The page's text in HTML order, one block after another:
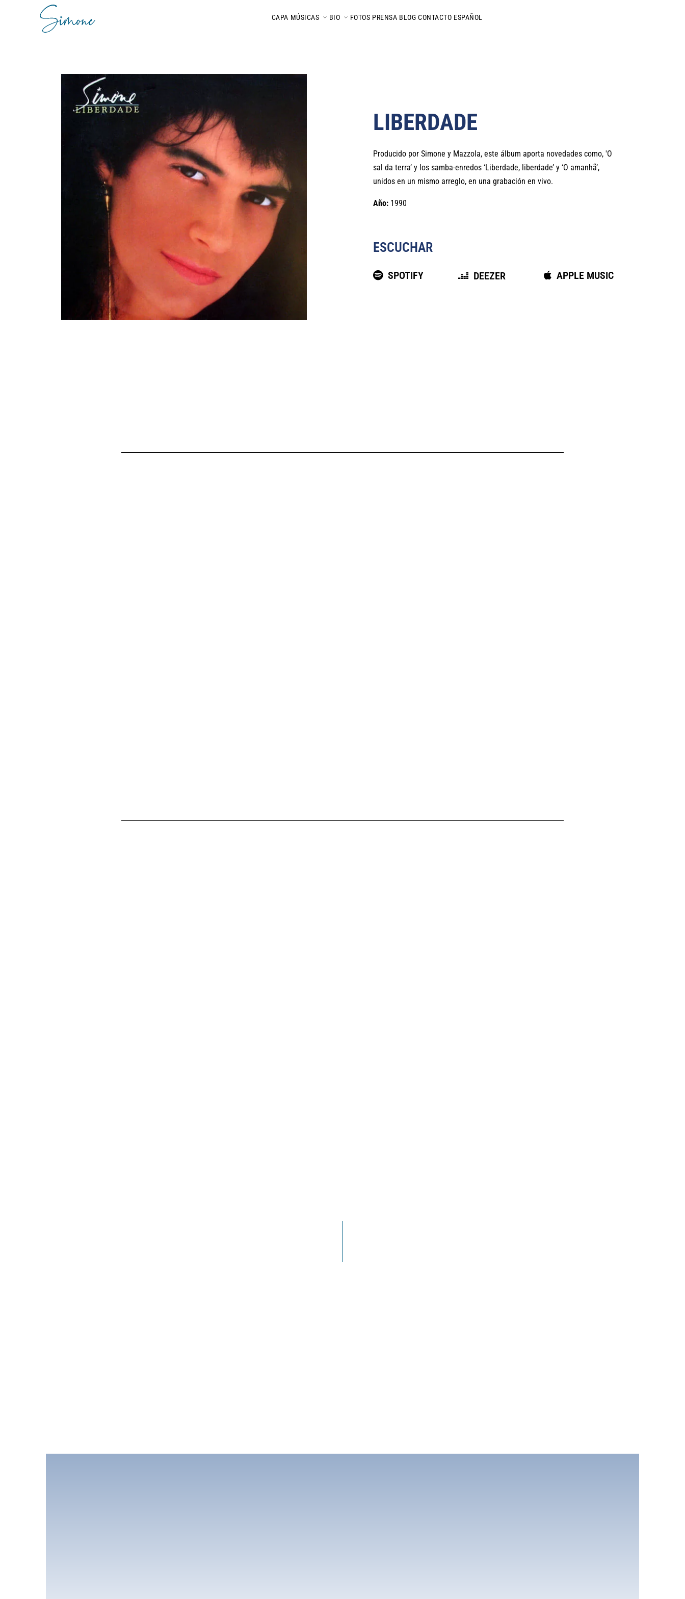
CAPA MÚSICAS BIO FOTOS PRENSA BLOG CONTACTO ESPAÑOL
LIBERDADE
Producido por Simone y Mazzola, este álbum aporta novedades como, 'O
sal da terra’ y los samba-enredos ‘Liberdade, liberdade’ y ‘O amanhã’,
unidos en un mismo arreglo, en una grabación en vivo.
Año: 1990
ESCUCHAR
SPOTIFY DEEZER APPLE MUSIC